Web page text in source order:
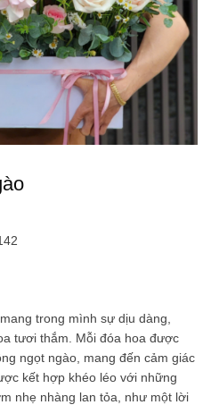
mang trong mình sự dịu dàng,
tươi thắm. Mỗi đóa hoa được
ngọt ngào, mang đến cảm giác
kết hợp khéo léo với những
nhẹ nhàng lan tỏa, như một lời